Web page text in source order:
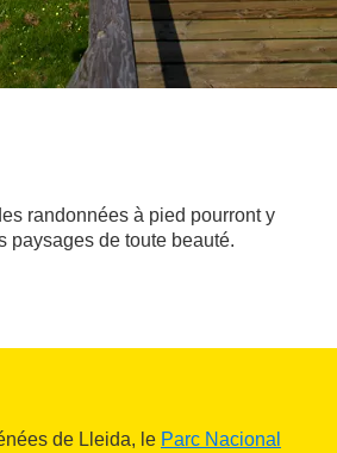
randonnées à pied pourront y
paysages de toute beauté.
de Lleida, le Parc Nacional